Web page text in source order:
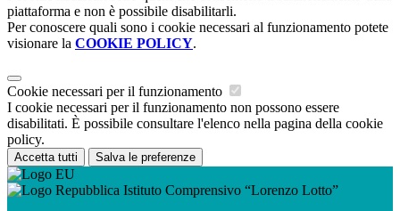
piattaforma e non è possibile disabilitarli.
Per conoscere quali sono i cookie necessari al funzionamento potete
visionare la COOKIE POLICY.
Cookie necessari per il funzionamento
I cookie necessari per il funzionamento non possono essere
disabilitati. È possibile consultare l'elenco nella pagina della cookie
policy.
Accetta tutti Salva le preferenze
Istituto Comprensivo “Lorenzo Lotto”